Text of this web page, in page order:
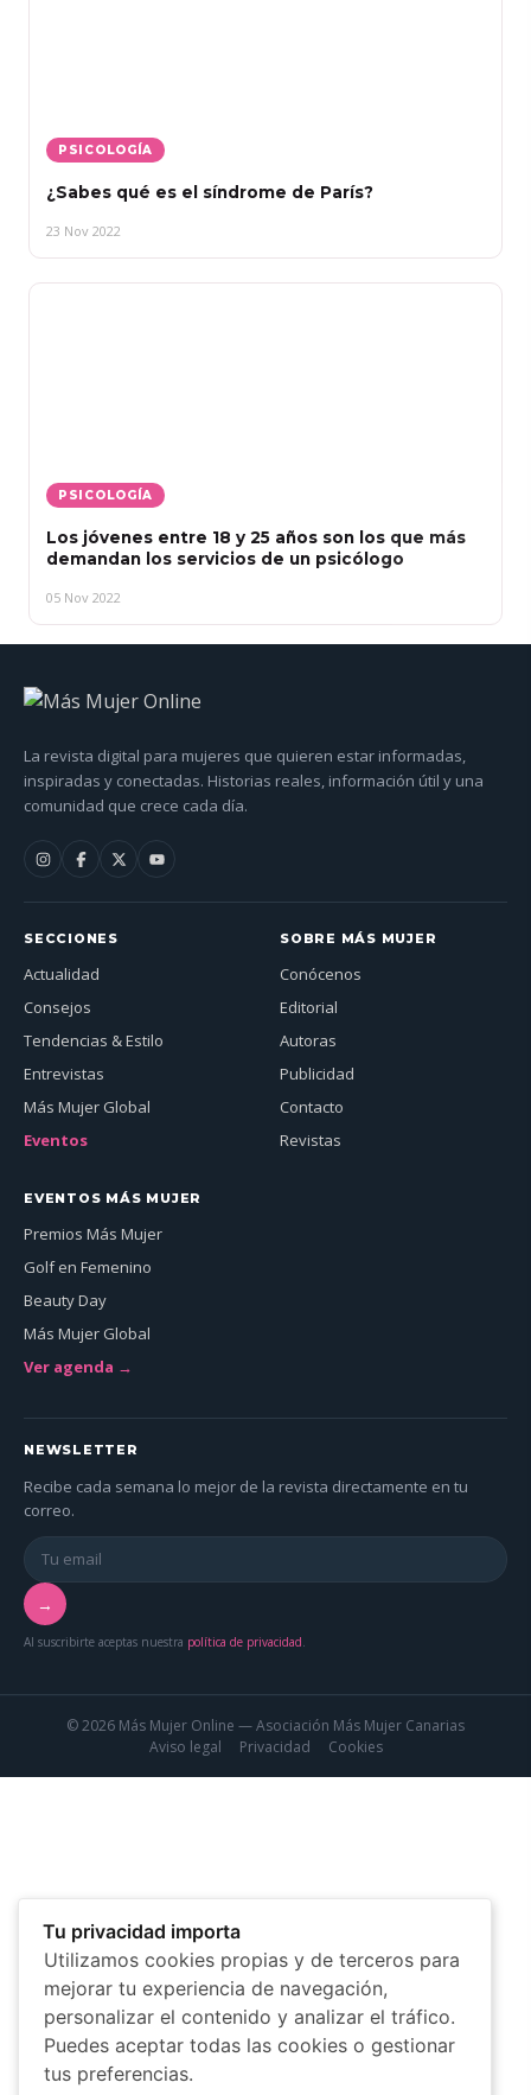
PSICOLOGÍA
¿Sabes qué es el síndrome de París?
23 Nov 2022
PSICOLOGÍA
Los jóvenes entre 18 y 25 años son los que más
demandan los servicios de un psicólogo
05 Nov 2022
La revista digital para mujeres que quieren estar informadas,
inspiradas y conectadas. Historias reales, información útil y una
comunidad que crece cada día.
SECCIONES
Actualidad
Consejos
Tendencias & Estilo
Entrevistas
Más Mujer Global
Eventos
SOBRE MÁS MUJER
Conócenos
Editorial
Autoras
Publicidad
Contacto
Revistas
EVENTOS MÁS MUJER
Premios Más Mujer
Golf en Femenino
Beauty Day
Más Mujer Global
Ver agenda →
NEWSLETTER
Recibe cada semana lo mejor de la revista directamente en tu
correo.
→
Al suscribirte aceptas nuestra política de privacidad.
© 2026 Más Mujer Online — Asociación Más Mujer Canarias
Aviso legal
Privacidad Cookies
Tu privacidad importa
Utilizamos cookies propias y de terceros para
mejorar tu experiencia de navegación,
personalizar el contenido y analizar el tráfico.
Puedes aceptar todas las cookies o gestionar
tus preferencias.